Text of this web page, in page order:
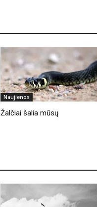
Naujienos
Žalčiai šalia mūsų